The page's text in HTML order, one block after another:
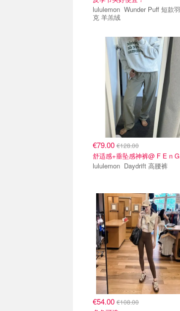
lululemon Wunder Puff 短款羽绒夹
克 羊羔绒
€79.00 €128.00
舒适感+垂坠感神裤@ F E n G
lululemon Daydrift 高腰裤
€54.00 €108.00